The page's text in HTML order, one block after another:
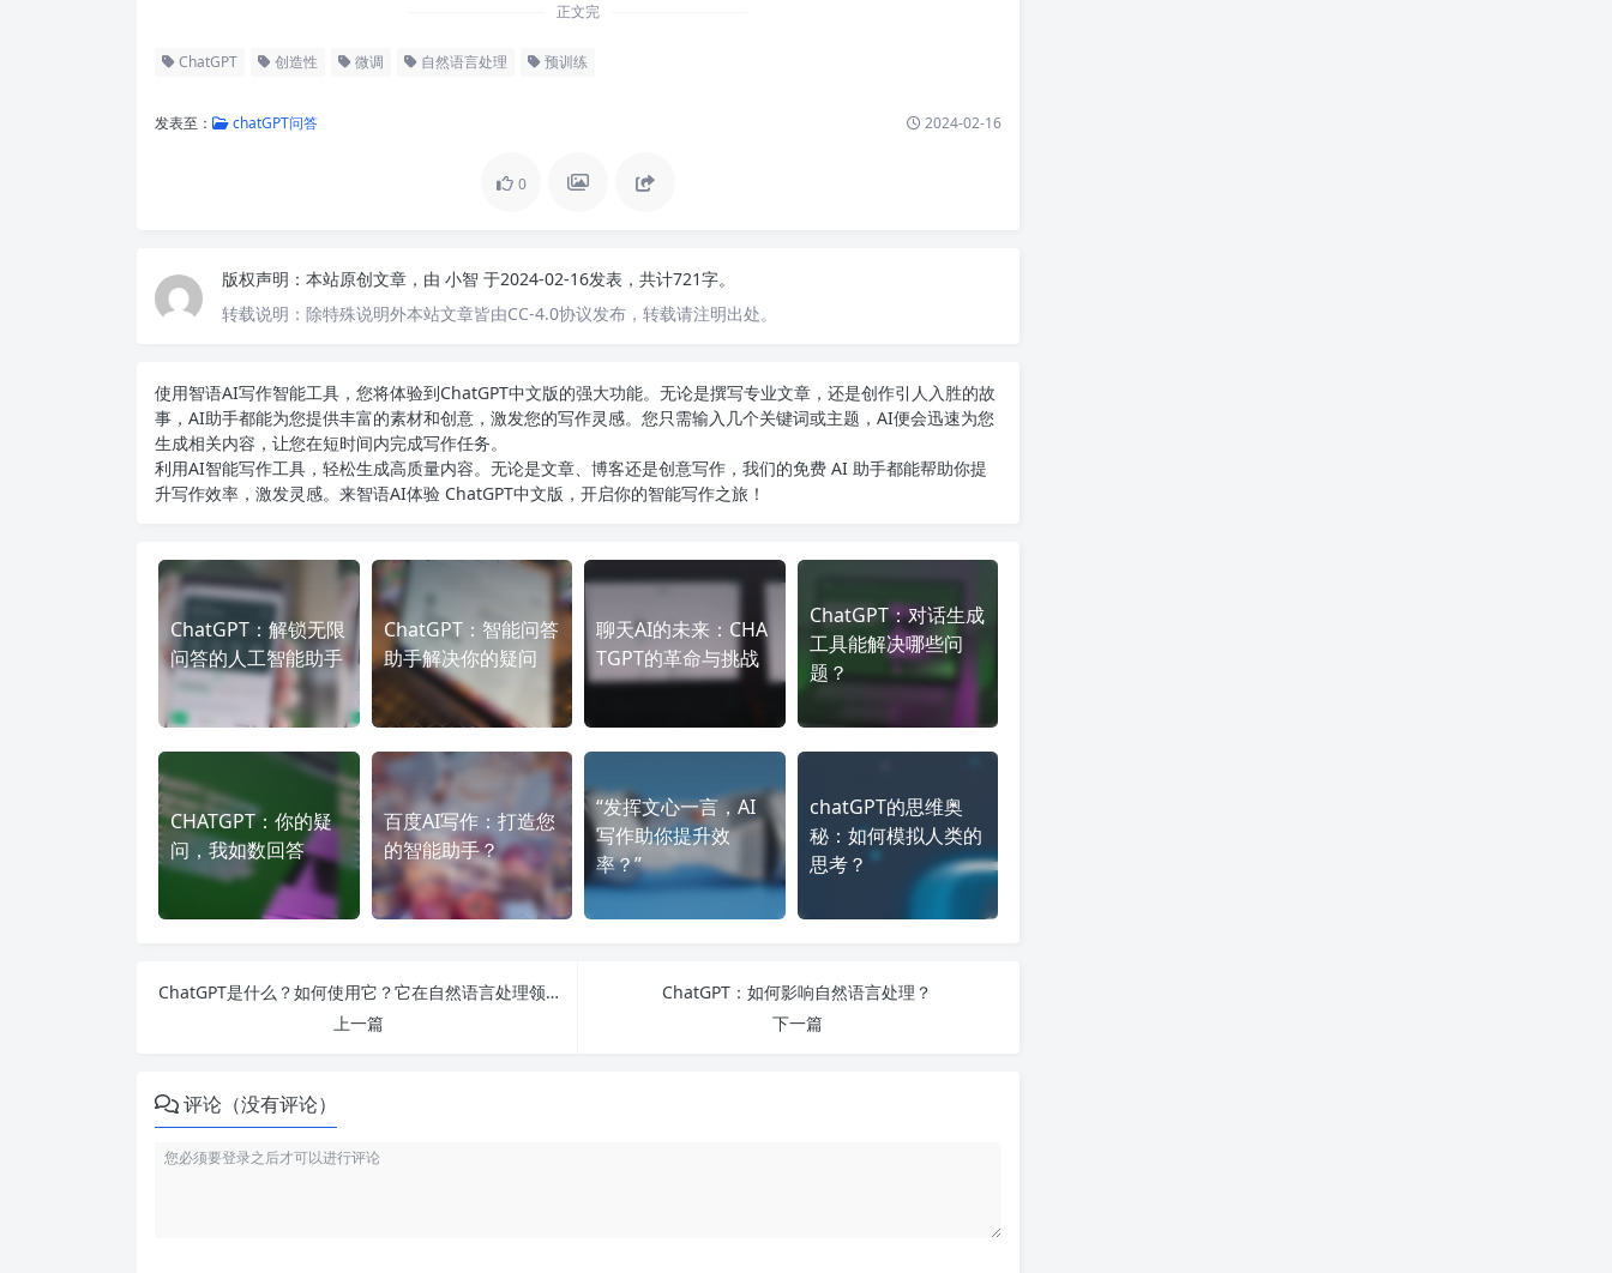
正文完
ChatGPT 创造性 微调 自然语言处理 预训练
发表至： chatGPT问答 2024-02-16
0
版权声明： 本站原创文章，由 小智 于2024-02-16发表，共计721字。
转载说明： 除特殊说明外本站文章皆由CC-4.0协议发布，转载请注明出处。
使用智语AI写作智能工具，您将体验到ChatGPT中文版的强大功能。无论是撰写专业文章，还是创作引人入胜的故
事，AI助手都能为您提供丰富的素材和创意，激发您的写作灵感。您只需输入几个关键词或主题，AI便会迅速为您
生成相关内容，让您在短时间内完成写作任务。
利用AI智能写作工具，轻松生成高质量内容。无论是文章、博客还是创意写作，我们的免费 AI 助手都能帮助你提
升写作效率，激发灵感。来智语AI体验 ChatGPT中文版 ，开启你的智能写作之旅！
ChatGPT：解锁无限
问答的人工智能助手
ChatGPT：智能问答
助手解决你的疑问
聊天AI的未来：CHA
TGPT的革命与挑战
ChatGPT：对话生成
工具能解决哪些问
题？
CHATGPT：你的疑
问，我如数回答
百度AI写作：打造您
的智能助手？
“发挥文心一言，AI
写作助你提升效
率？”
chatGPT的思维奥
秘：如何模拟人类的
思考？
ChatGPT是什么？如何使用它？它在自然语言处理领域有何重要作用？
上一篇
ChatGPT：如何影响自然语言处理？
下一篇
评论（没有评论）